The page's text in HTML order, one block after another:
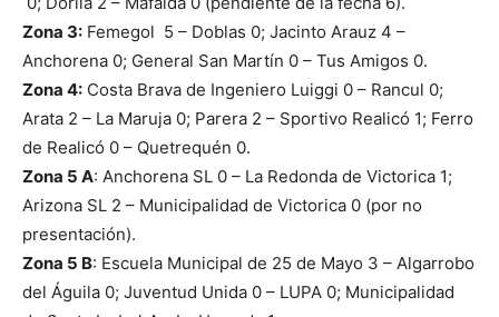
Zona 3: Femegol 5 – Doblas 0; Jacinto Arauz 4 –
Anchorena 0; General San Martín 0 – Tus Amigos 0.
Zona 4: Costa Brava de Ingeniero Luiggi 0 – Rancul 0;
Arata 2 – La Maruja 0; Parera 2 – Sportivo Realicó 1; Ferro
de Realicó 0 – Quetrequén 0.
Zona 5 A: Anchorena SL 0 – La Redonda de Victorica 1;
Arizona SL 2 – Municipalidad de Victorica 0 (por no
presentación).
Zona 5 B: Escuela Municipal de 25 de Mayo 3 – Algarrobo
del Águila 0; Juventud Unida 0 – LUPA 0; Municipalidad